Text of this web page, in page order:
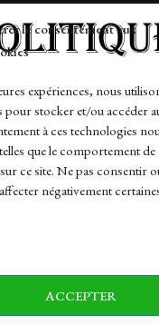
le consentement aux
expériences, nous
pour stocker et/ou accéder
à ces technologies
que le comportement
ce site. Ne pas consentir
négativement
ACCEPTER
Finance-Marches
Health